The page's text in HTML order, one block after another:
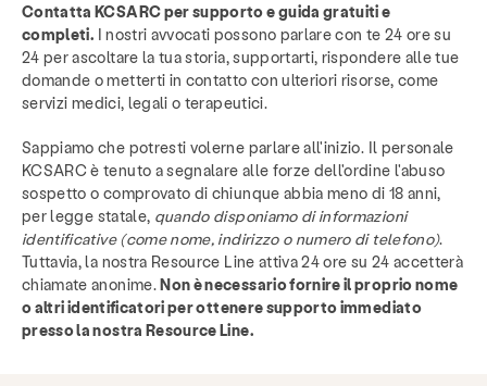
Contatta KCSARC per supporto e guida gratuiti e
completi. I nostri avvocati possono parlare con te 24 ore su
24 per ascoltare la tua storia, supportarti, rispondere alle tue
domande o metterti in contatto con ulteriori risorse, come
servizi medici, legali o terapeutici.
Sappiamo che potresti volerne parlare all'inizio. Il personale
KCSARC è tenuto a segnalare alle forze dell'ordine l'abuso
sospetto o comprovato di chiunque abbia meno di 18 anni,
per legge statale, quando disponiamo di informazioni
identificative (come nome, indirizzo o numero di telefono).
Tuttavia, la nostra Resource Line attiva 24 ore su 24 accetterà
chiamate anonime.Non è necessario fornire il proprio nome
o altri identificatori per ottenere supporto immediato
presso la nostra Resource Line.